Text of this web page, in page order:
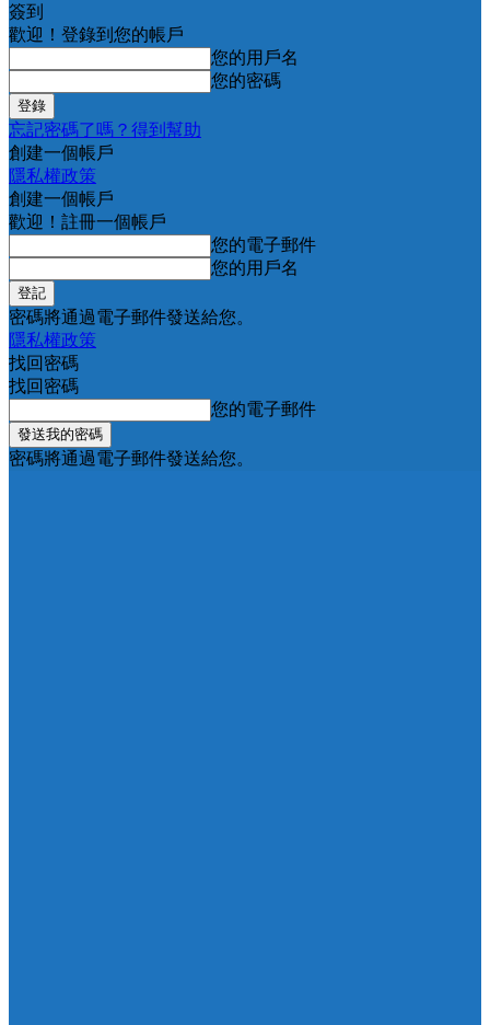
簽到
歡迎！登錄到您的帳戶
您的用戶名
您的密碼
忘記密碼了嗎？得到幫助
創建一個帳戶
隱私權政策
創建一個帳戶
歡迎！註冊一個帳戶
您的電子郵件
您的用戶名
密碼將通過電子郵件發送給您。
隱私權政策
找回密碼
找回密碼
您的電子郵件
密碼將通過電子郵件發送給您。